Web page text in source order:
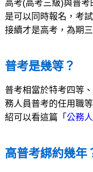
高考(高考三級)與普
是可以同時報名，考
接續才是高考，為期三
普考是幾等？
普考相當於特考四等
務人員普考的任用職
紹可以看這篇「 公務
高普考綁約幾年